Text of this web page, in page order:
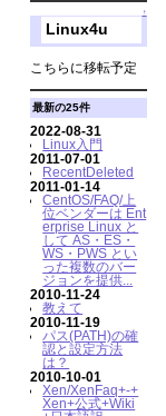
↑
Linux4u
こちらに移転予定
最新の25件
2022-08-31
Linux入門
2011-07-01
RecentDeleted
2011-01-14
CentOS/FAQ/上
位ベンダーは Ent
erprise Linux と
して AS・ES・
WS・PWS とい
った複数のバー
ジョンを提供...
2010-11-24
教えて
2010-11-19
パス(PATH)の確
認と設定方法
は？
2010-10-01
Xen/XenFaq+-+
Xen+公式+Wiki